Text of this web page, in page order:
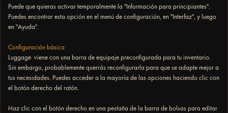
Puede que quieras activar temporalmente la "Información para principiantes".
Puedes encontrar esta opción en el menú de configuración, en "Interfaz", y luego
en "Ayuda".
Configuración básica
Luggage viene con una barra de equipaje preconfigurada para tu inventario.
Sin embargo, probablemente querrás reconfigurarla para que se adapte mejor a
tus necesidades. Puedes acceder a la mayoría de las opciones haciendo clic con
el botón derecho del ratón.
Haz clic con el botón derecho en una pestaña de la barra de bolsas para editar